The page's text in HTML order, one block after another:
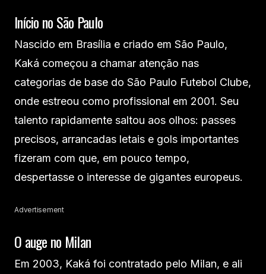
Início no São Paulo
Nascido em Brasília e criado em São Paulo,
Kaká começou a chamar atenção nas
categorias de base do São Paulo Futebol Clube,
onde estreou como profissional em 2001. Seu
talento rapidamente saltou aos olhos: passes
precisos, arrancadas letais e gols importantes
fizeram com que, em pouco tempo,
despertasse o interesse de gigantes europeus.
Advertisement
O auge no Milan
Em 2003, Kaká foi contratado pelo Milan, e ali